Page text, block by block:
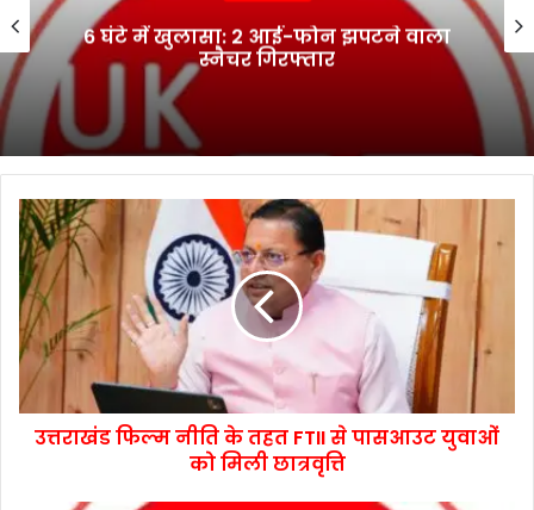
6 घंटे में खुलासा: 2 आई-फोन झपटने वाला
स्नैचर गिरफ्तार
उत्तराखंड फिल्म नीति के तहत FTII से पासआउट युवाओं
को मिली छात्रवृत्ति